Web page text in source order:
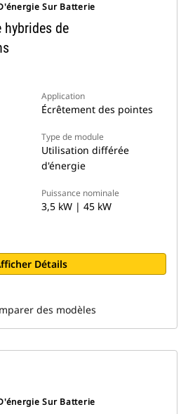
Sur Batterie
hybrides de
Application
Écrêtement des pointes
Type de module
Utilisation différée
d'énergie
Puissance nominale
3,5 kW | 45 kW
Détails
des modèles
Sur Batterie